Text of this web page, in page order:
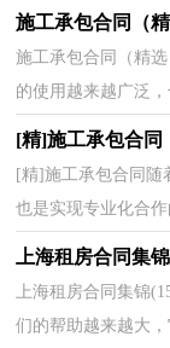
施工承包合同（精
施工承包合同（精
的使用越来越广泛
[精]施工承包合同
[精]施工承包合同随
也是实现专业化合
是小编帮大家整理
上海租房合同集
上海租房合同集锦
们的帮助越来越大